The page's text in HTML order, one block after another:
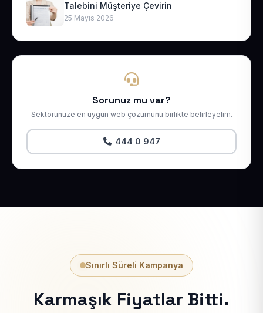
Talebini Müşteriye Çevirin
25 Mayıs 2026
Sorunuz mu var?
Sektörünüze en uygun web çözümünü birlikte belirleyelim.
444 0 947
Sınırlı Süreli Kampanya
Karmaşık Fiyatlar Bitti.